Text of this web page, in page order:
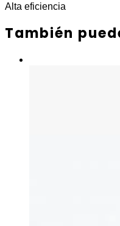
Alta eficiencia
También